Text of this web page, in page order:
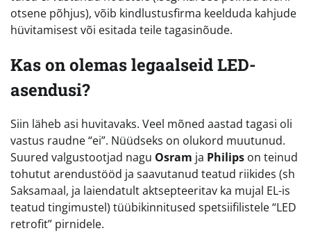
otsene põhjus), võib kindlustusfirma keelduda kahjude
hüvitamisest või esitada teile tagasinõude.
Kas on olemas legaalseid LED-
asendusi?
Siin läheb asi huvitavaks. Veel mõned aastad tagasi oli
vastus raudne “ei”. Nüüdseks on olukord muutunud.
Suured valgustootjad nagu Osram ja Philips on teinud
tohutut arendustööd ja saavutanud teatud riikides (sh
Saksamaal, ja laiendatult aktsepteeritav ka mujal EL-is
teatud tingimustel) tüübikinnitused spetsiifilistele “LED
retrofit” pirnidele.